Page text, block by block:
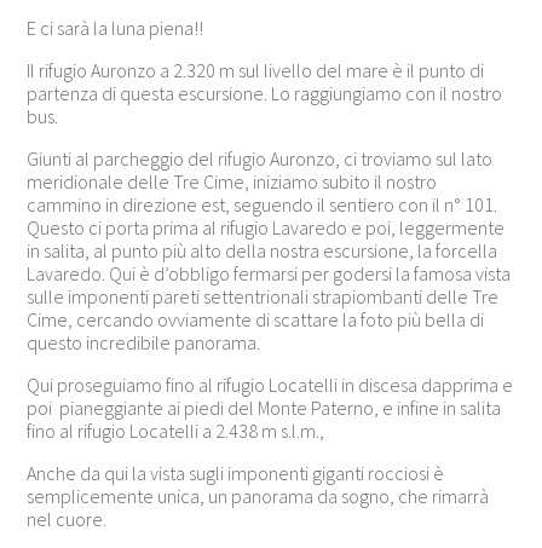
E ci sarà la luna piena!!
Il rifugio Auronzo a 2.320 m sul livello del mare è il punto di
partenza di questa escursione. Lo raggiungiamo con il nostro
bus.
Giunti al parcheggio del rifugio Auronzo, ci troviamo sul lato
meridionale delle Tre Cime, iniziamo subito il nostro
cammino in direzione est, seguendo il sentiero con il n° 101.
Questo ci porta prima al rifugio Lavaredo e poi, leggermente
in salita, al punto più alto della nostra escursione, la forcella
Lavaredo. Qui è d’obbligo fermarsi per godersi la famosa vista
sulle imponenti pareti settentrionali strapiombanti delle Tre
Cime, cercando ovviamente di scattare la foto più bella di
questo incredibile panorama.
Qui proseguiamo fino al rifugio Locatelli in discesa dapprima e
poi pianeggiante ai piedi del Monte Paterno, e infine in salita
fino al rifugio Locatelli a 2.438 m s.l.m.,
Anche da qui la vista sugli imponenti giganti rocciosi è
semplicemente unica, un panorama da sogno, che rimarrà
nel cuore.